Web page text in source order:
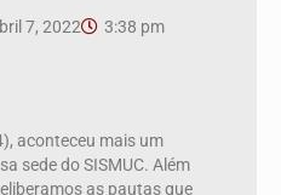
7, 2022 3:38 pm
aconteceu mais um
sede do SISMUC. Além
as pautas que